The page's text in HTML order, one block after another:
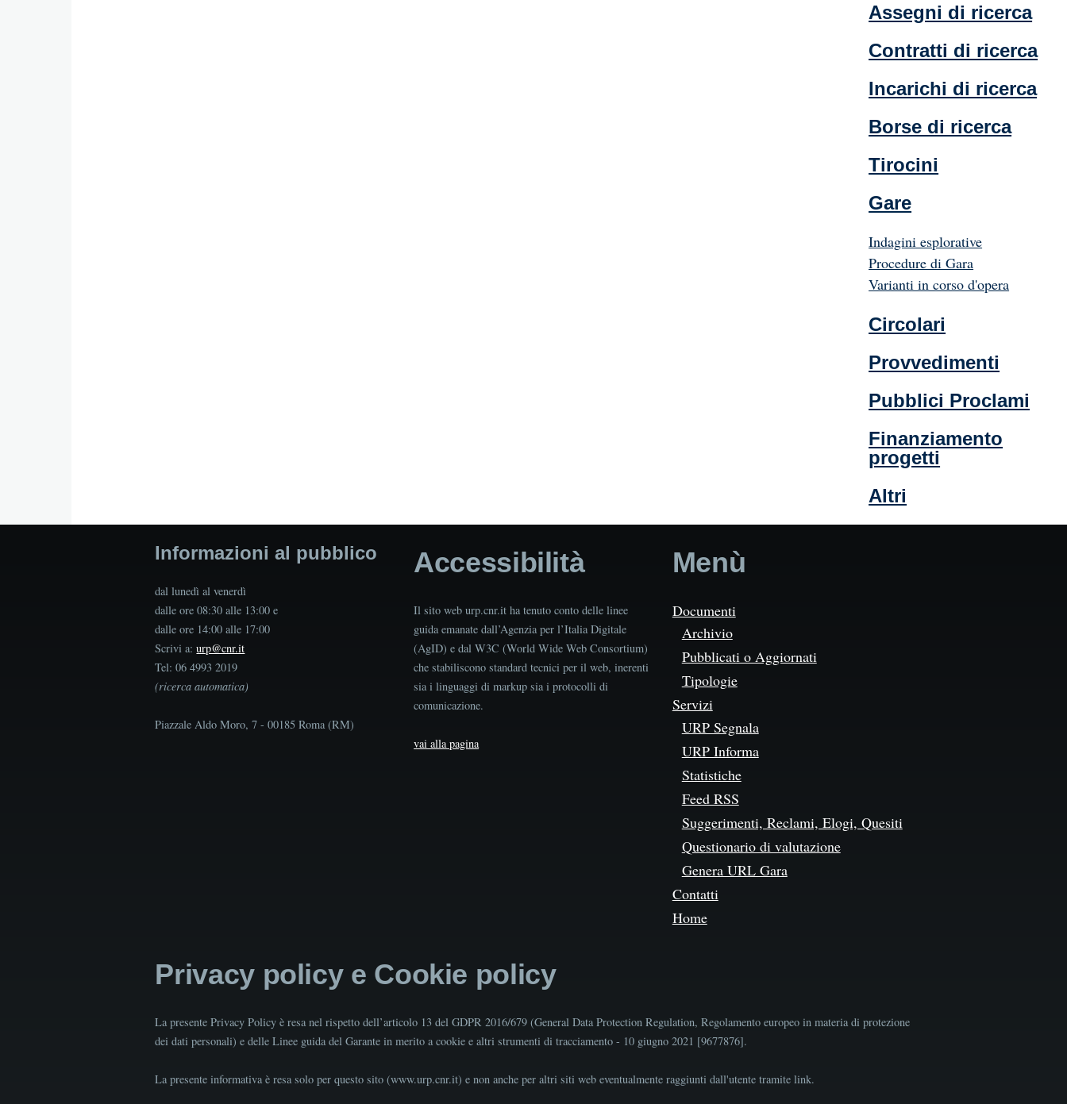
Assegni di ricerca
Contratti di ricerca
Incarichi di ricerca
Borse di ricerca
Tirocini
Gare
Indagini esplorative
Procedure di Gara
Varianti in corso d'opera
Circolari
Provvedimenti
Pubblici Proclami
Finanziamento
progetti
Altri
Informazioni al pubblico
dal lunedì al venerdì
dalle ore 08:30 alle 13:00 e
dalle ore 14:00 alle 17:00
Scrivi a:urp@cnr.it
Tel: 06 4993 2019
(ricerca automatica)
Piazzale Aldo Moro, 7 - 00185 Roma (RM)
Accessibilità
Il sito web urp.cnr.it ha tenuto conto delle linee
guida emanate dall’Agenzia per l’Italia Digitale
(AgID) e dal W3C (World Wide Web Consortium)
che stabiliscono standard tecnici per il web, inerenti
sia i linguaggi di markup sia i protocolli di
comunicazione.
vai alla pagina
Menù
Documenti
Archivio
Pubblicati o Aggiornati
Tipologie
Servizi
URP Segnala
URP Informa
Statistiche
Feed RSS
Suggerimenti, Reclami, Elogi, Quesiti
Questionario di valutazione
Genera URL Gara
Contatti
Home
Privacy policy e Cookie policy
La presente Privacy Policy è resa nel rispetto dell’articolo 13 del GDPR 2016/679 (General Data Protection Regulation, Regolamento europeo in materia di protezione
dei dati personali) e delle Linee guida del Garante in merito a cookie e altri strumenti di tracciamento - 10 giugno 2021 [9677876].
La presente informativa è resa solo per questo sito (www.urp.cnr.it) e non anche per altri siti web eventualmente raggiunti dall'utente tramite link.